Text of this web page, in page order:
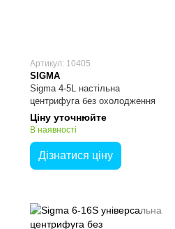
Артикул: 10405
SIGMA
Sigma 4-5L настільна
центрифуга без охолодження
Ціну уточнюйте
В наявності
Дізнатися ціну